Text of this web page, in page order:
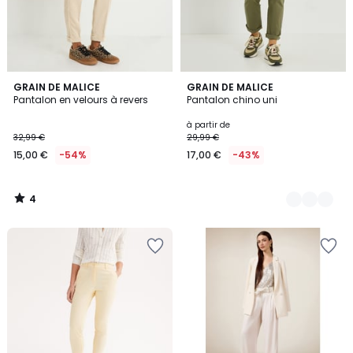
GRAIN DE MALICE
Pantalon en velours à revers
32,99 €
15,00 € -54%
4
/
4
/
GRAIN DE MALICE
Pantalon chino uni
à partir de
29,99 €
17,00 € -43%
4
Couleurs